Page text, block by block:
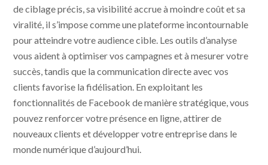
de ciblage précis, sa visibilité accrue à moindre coût et sa
viralité, il s’impose comme une plateforme incontournable
pour atteindre votre audience cible. Les outils d’analyse
vous aident à optimiser vos campagnes et à mesurer votre
succès, tandis que la communication directe avec vos
clients favorise la fidélisation. En exploitant les
fonctionnalités de Facebook de manière stratégique, vous
pouvez renforcer votre présence en ligne, attirer de
nouveaux clients et développer votre entreprise dans le
monde numérique d’aujourd’hui.